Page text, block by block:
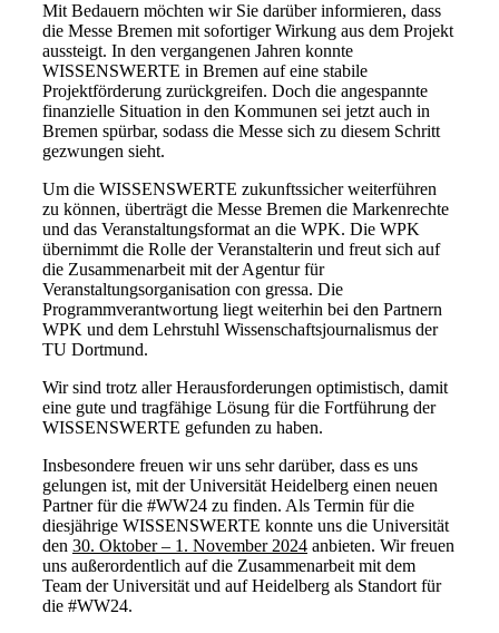
Mit Bedauern möchten wir Sie darüber informieren, dass
die Messe Bremen mit sofortiger Wirkung aus dem Projekt
aussteigt. In den vergangenen Jahren konnte
WISSENSWERTE in Bremen auf eine stabile
Projektförderung zurückgreifen. Doch die angespannte
finanzielle Situation in den Kommunen sei jetzt auch in
Bremen spürbar, sodass die Messe sich zu diesem Schritt
gezwungen sieht.
Um die WISSENSWERTE zukunftssicher weiterführen
zu können, überträgt die Messe Bremen die Markenrechte
und das Veranstaltungsformat an die WPK. Die WPK
übernimmt die Rolle der Veranstalterin und freut sich auf
die Zusammenarbeit mit der Agentur für
Veranstaltungsorganisation con gressa. Die
Programmverantwortung liegt weiterhin bei den Partnern
WPK und dem Lehrstuhl Wissenschaftsjournalismus der
TU Dortmund.
Wir sind trotz aller Herausforderungen optimistisch, damit
eine gute und tragfähige Lösung für die Fortführung der
WISSENSWERTE gefunden zu haben.
Insbesondere freuen wir uns sehr darüber, dass es uns
gelungen ist, mit der Universität Heidelberg einen neuen
Partner für die #WW24 zu finden. Als Termin für die
diesjährige WISSENSWERTE konnte uns die Universität
den 30. Oktober – 1. November 2024anbieten. Wir freuen
uns außerordentlich auf die Zusammenarbeit mit dem
Team der Universität und auf Heidelberg als Standort für
die #WW24.